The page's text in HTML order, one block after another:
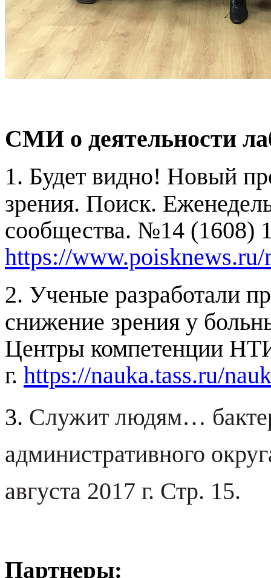
СМИ о деятельности
1. Будет видно! Новый
зрения. Поиск.
сообщества. №14 (1608)
https://
2. Ученые разработали
снижение зрения у
Центры компетенции
г. https://nauka.tass.ru/
3. Служит людям…
административного
августа 2017 г. Стр. 15.
Партнеры: